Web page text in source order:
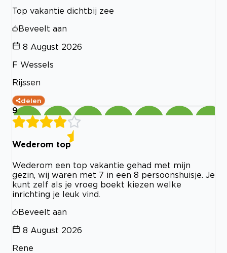
Top vakantie dichtbij zee
Beveelt aan
8 August 2026
F Wessels
Rijssen
delen
9
Wederom top
Wederom een top vakantie gehad met mijn
gezin, wij waren met 7 in een 8 persoonshuisje. Je
kunt zelf als je vroeg boekt kiezen welke
inrichting je leuk vind.
Beveelt aan
8 August 2026
Rene